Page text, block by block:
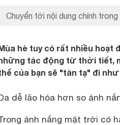
Chuyển tới nội dung chính
hè tuy có rất nhiều hoạt
tác động từ thời tiết,
của bạn sẽ "tàn tạ" đi
dễ lão hóa hơn so ánh
ánh nắng mặt trời có